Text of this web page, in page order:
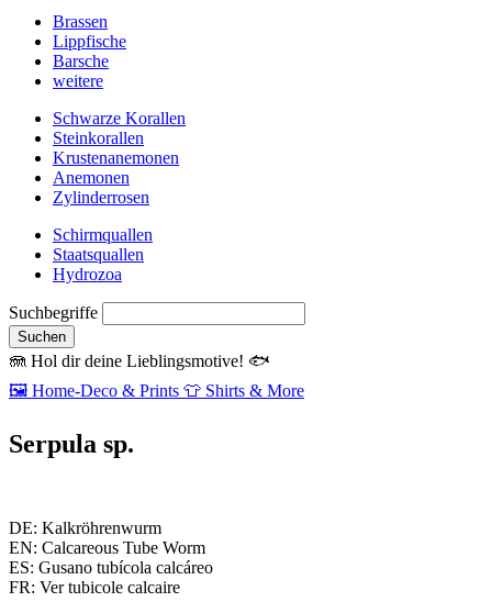
Brassen
Lippfische
Barsche
weitere
Schwarze Korallen
Steinkorallen
Krustenanemonen
Anemonen
Zylinderrosen
Schirmquallen
Staatsquallen
Hydrozoa
Suchbegriffe
Suchen
🪼 Hol dir deine Lieblingsmotive! 🐟
🖼️ Home‑Deco & Prints 👕 Shirts & More
Serpula sp.
DE: Kalkröhrenwurm
EN: Calcareous Tube Worm
ES: Gusano tubícola calcáreo
FR: Ver tubicole calcaire